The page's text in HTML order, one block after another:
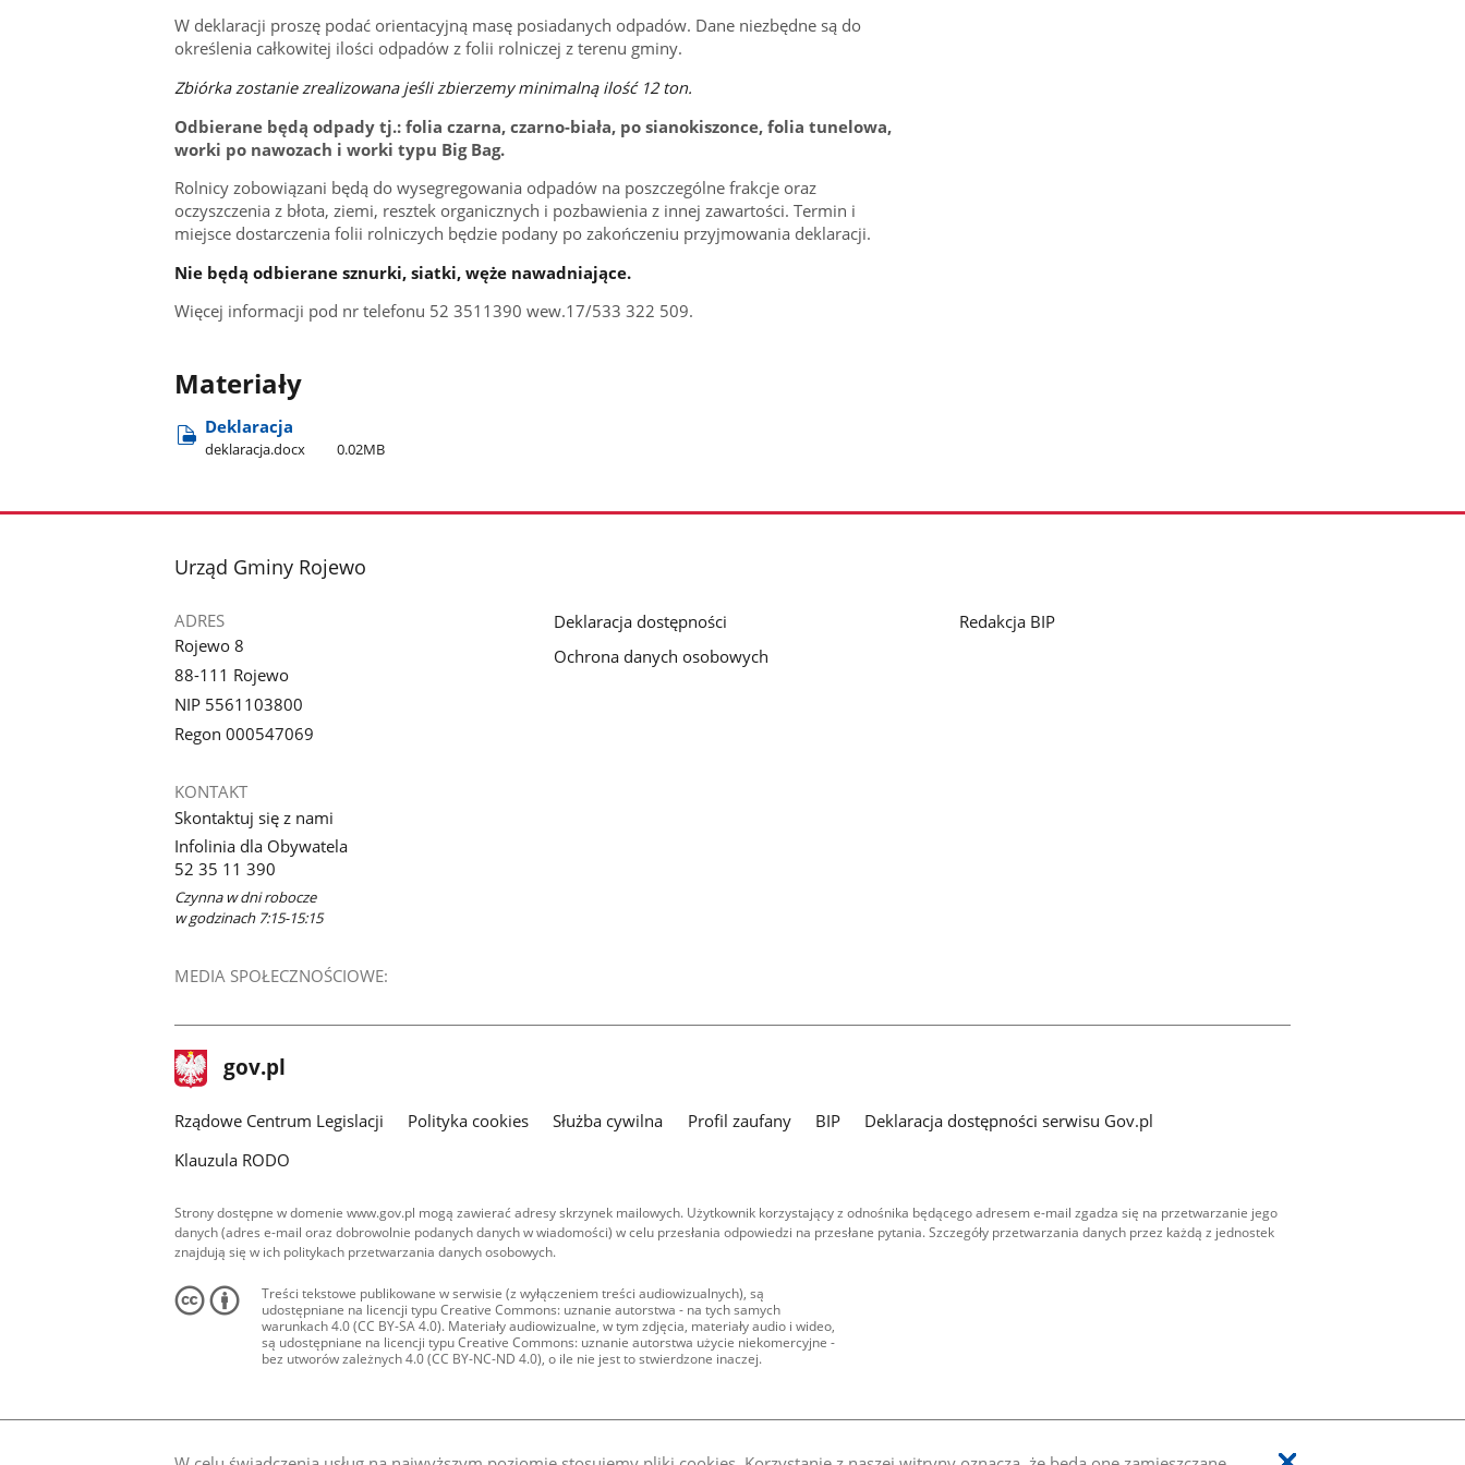
W deklaracji proszę podać orientacyjną masę posiadanych odpadów. Dane niezbędne są do
określenia całkowitej ilości odpadów z folii rolniczej z terenu gminy.
Zbiórka zostanie zrealizowana jeśli zbierzemy minimalną ilość 12 ton.
Odbierane będą odpady tj.: folia czarna, czarno-biała, po sianokiszonce, folia tunelowa,
worki po nawozach i worki typu Big Bag.
Rolnicy zobowiązani będą do wysegregowania odpadów na poszczególne frakcje oraz
oczyszczenia z błota, ziemi, resztek organicznych i pozbawienia z innej zawartości. Termin i
miejsce dostarczenia folii rolniczych będzie podany po zakończeniu przyjmowania deklaracji.
Nie będą odbierane sznurki, siatki, węże nawadniające.
Więcej informacji pod nr telefonu 52 3511390 wew.17/533 322 509.
Materiały
Deklaracja
deklaracja.docx 0.02MB
stopka
Urząd Gminy Rojewo
ADRES
Rojewo 8
88-111 Rojewo
NIP 5561103800
Regon 000547069
KONTAKT
Skontaktuj się z nami
Infolinia dla Obywatela
52 35 11 390
Czynna w dni robocze
w godzinach 7:15-15:15
MEDIA SPOŁECZNOŚCIOWE:
Deklaracja dostępności
Ochrona danych osobowych
Redakcja BIP
stopka
gov.pl Strona
gov.pl
Rządowe Centrum Legislacji Polityka cookies Służba cywilna Profil zaufany BIP
Deklaracja dostępności serwisu Gov.pl
Klauzula RODO
Strony dostępne w domenie www.gov.pl mogą zawierać adresy skrzynek mailowych. Użytkownik korzystający z odnośnika będącego adresem e-mail zgadza się na przetwarzanie jego
danych (adres e-mail oraz dobrowolnie podanych danych w wiadomości) w celu przesłania odpowiedzi na przesłane pytania. Szczegóły przetwarzania danych przez każdą z jednostek
znajdują się w ich politykach przetwarzania danych osobowych.
Treści tekstowe publikowane w serwisie (z wyłączeniem treści audiowizualnych), są
udostępniane na licencji typu Creative Commons: uznanie autorstwa - na tych samych
warunkach 4.0 (CC BY-SA 4.0). Materiały audiowizualne, w tym zdjęcia, materiały audio i wideo,
są udostępniane na licencji typu Creative Commons: uznanie autorstwa użycie niekomercyjne -
bez utworów zależnych 4.0 (CC BY-NC-ND 4.0), o ile nie jest to stwierdzone inaczej.